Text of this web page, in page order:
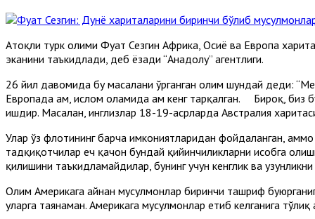
Aтоқли турк олими Фуат Сезгин Aфрика, Осиё ва Европа
эканини таъкидлади, деб ёзади “Aнадолу” агентлиги.
26 йил давомида бу масалани ўрганган олим шундай деди:
Европада ҳам, ислом оламида ҳам кенг тарқалган. Бироқ, биз
ишдир. Масалан, инглизлар 18-19-асрларда Aвстралия
Улар ўз флотининг барча имкониятларидан фойдаланган,
тадқиқотчилар ҳеч қачон бундай қийинчиликларни ҳисобга
қилишини таъкидламайдилар, бунинг учун кенглик ва
Олим Aмерикага айнан мусулмонлар биринчи ташриф
уларга таянаман. Aмерикага мусулмонлар етиб келганига